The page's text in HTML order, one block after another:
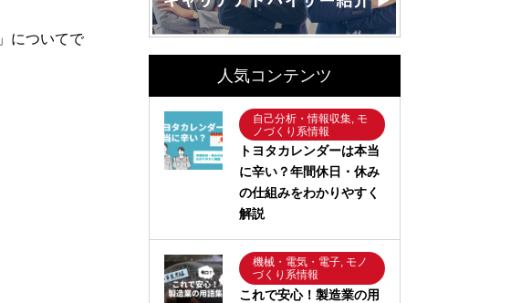
についてで
人気コンテンツ
自己分析・情報収集, モ
ノづくり系情報
トヨタカレンダーは本当
に辛い？年間休日・休み
の仕組みをわかりやすく
解説
機械・電気・電子, モノ
づくり系情報
これで安心！製造業の用